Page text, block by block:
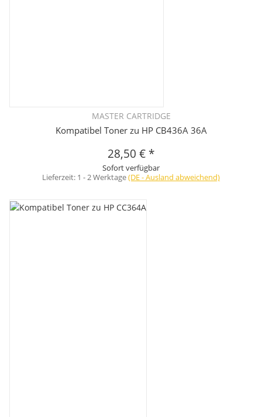
MASTER CARTRIDGE
Kompatibel Toner zu HP CB436A 36A
28,50 € *
Sofort verfügbar
Lieferzeit: 1 - 2 Werktage(DE - Ausland abweichend)